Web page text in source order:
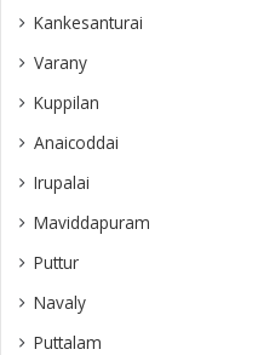
Kankesanturai
Varany
Kuppilan
Anaicoddai
Irupalai
Maviddapuram
Puttur
Navaly
Puttalam